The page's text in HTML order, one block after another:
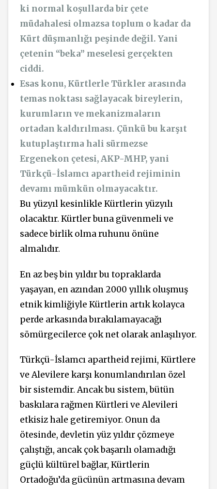
ki normal koşullarda bir çete
müdahalesi olmazsa toplum o kadar da
Kürt düşmanlığı peşinde değil. Yani
çetenin “beka” meselesi gerçekten
ciddi.
Esas konu, Kürtlerle Türkler arasında
temas noktası sağlayacak bireylerin,
kurumların ve mekanizmaların
ortadan kaldırılması. Çünkü bu karşıt
kutuplaştırma hali sürmezse
Ergenekon çetesi, AKP-MHP, yani
Türkçü-İslamcı apartheid rejiminin
devamı mümkün olmayacaktır.
Bu yüzyıl kesinlikle Kürtlerin yüzyılı
olacaktır. Kürtler buna güvenmeli ve
sadece birlik olma ruhunu önüne
almalıdır.
En az beş bin yıldır bu topraklarda
yaşayan, en azından 2000 yıllık oluşmuş
etnik kimliğiyle Kürtlerin artık kolayca
perde arkasında bırakılamayacağı
sömürgecilerce çok net olarak anlaşılıyor.
Türkçü-İslamcı apartheid rejimi, Kürtlere
ve Alevilere karşı konumlandırılan özel
bir sistemdir. Ancak bu sistem, bütün
baskılara rağmen Kürtleri ve Alevileri
etkisiz hale getiremiyor. Onun da
ötesinde, devletin yüz yıldır çözmeye
çalıştığı, ancak çok başarılı olamadığı
güçlü kültürel bağlar, Kürtlerin
Ortadoğu’da gücünün artmasına devam